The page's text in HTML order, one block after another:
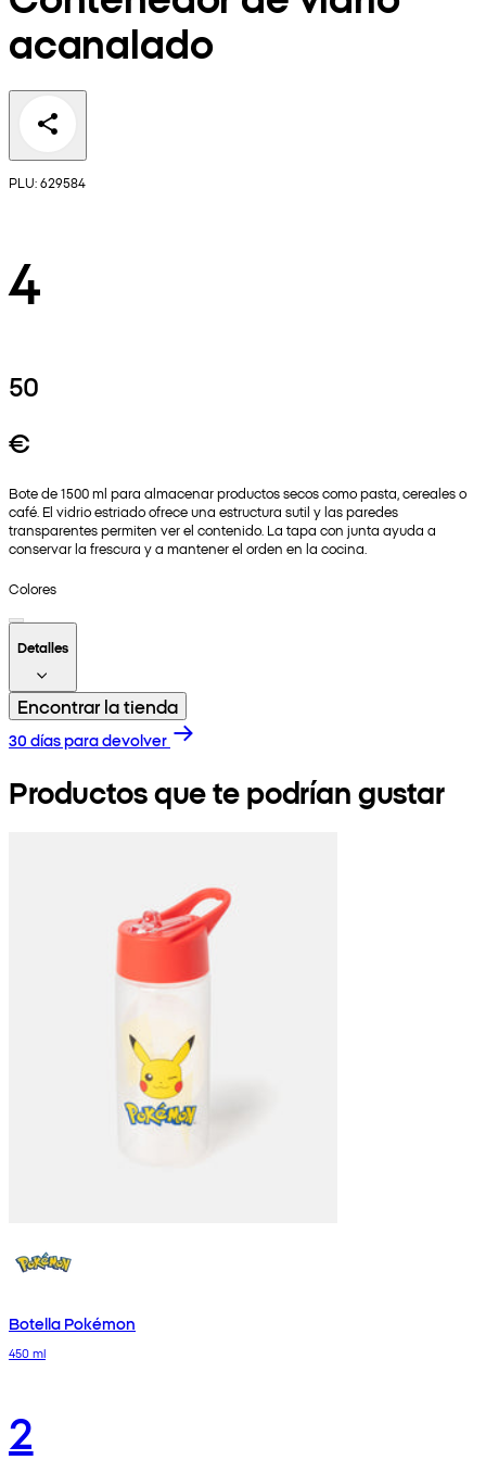
acanalado
PLU: 629584
4
50
€
Bote de 1500 ml para almacenar productos secos como pasta, cereales o
café. El vidrio estriado ofrece una estructura sutil y las paredes
transparentes permiten ver el contenido. La tapa con junta ayuda a
conservar la frescura y a mantener el orden en la cocina.
Colores
Detalles
Encontrar la tienda
30 días para devolver
Productos que te podrían gustar
Botella Pokémon
450 ml
2